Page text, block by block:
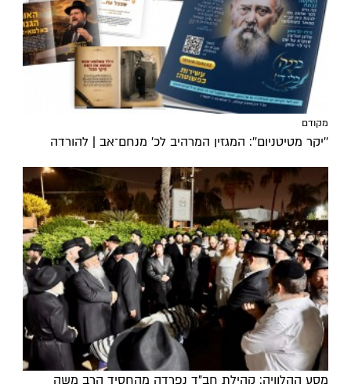
מקודם
''יקר מטיטניום'': המגזין המרהיב לכ’ מנחם־אב | להורדה
מסע ההלוויה: קהילת חב"ד נפרדה מהחסיד הרב משה